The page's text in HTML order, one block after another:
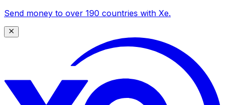
Send money to over 190 countries with Xe.